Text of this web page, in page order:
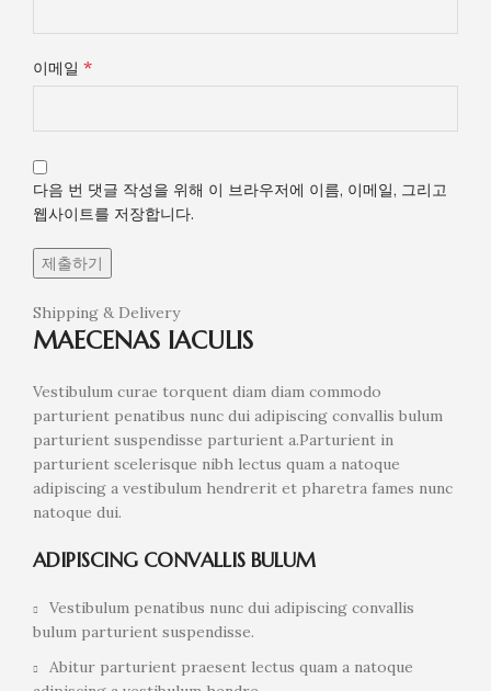
이메일 *
다음 번 댓글 작성을 위해 이 브라우저에 이름, 이메일, 그리고
웹사이트를 저장합니다.
Shipping & Delivery
MAECENAS IACULIS
Vestibulum curae torquent diam diam commodo
parturient penatibus nunc dui adipiscing convallis bulum
parturient suspendisse parturient a.Parturient in
parturient scelerisque nibh lectus quam a natoque
adipiscing a vestibulum hendrerit et pharetra fames nunc
natoque dui.
ADIPISCING CONVALLIS BULUM
Vestibulum penatibus nunc dui adipiscing convallis
bulum parturient suspendisse.
Abitur parturient praesent lectus quam a natoque